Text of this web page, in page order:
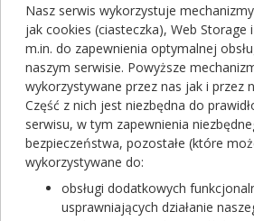
Proponowane produkty
Ziaja Ziajka
dzieci słoneczna
125 ml
kosmetyk
Dostępność
Dodaj do koszyka
Nasz serwis wykorzystuje
jak cookies (ciasteczka), Web Storage
m.in. do zapewnienia optymalnej
naszym serwisie. Powyższe
wykorzystywane przez nas jak i przez
Część z nich jest niezbędna do
serwisu, w tym zapewnienia
bezpieczeństwa, pozostałe (które
wykorzystywane do:
obsługi dodatkowych
usprawniających działanie